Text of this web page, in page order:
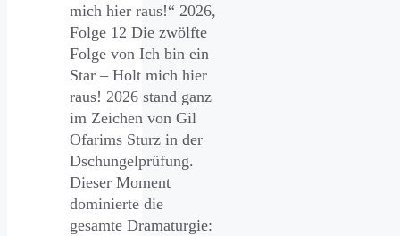
mich hier raus!“ 2026,
Folge 12 Die zwölfte
Folge von Ich bin ein
Star – Holt mich hier
raus! 2026 stand ganz
im Zeichen von Gil
Ofarims Sturz in der
Dschungelprüfung.
Dieser Moment
dominierte die
gesamte Dramaturgie: